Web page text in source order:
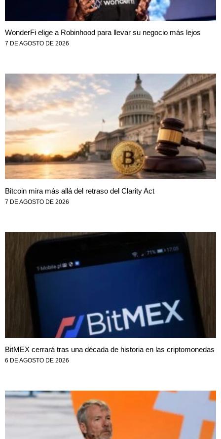
WonderFi elige a Robinhood para llevar su negocio más lejos
7 DE AGOSTO DE 2026
Bitcoin mira más allá del retraso del Clarity Act
7 DE AGOSTO DE 2026
BitMEX cerrará tras una década de historia en las criptomonedas
6 DE AGOSTO DE 2026